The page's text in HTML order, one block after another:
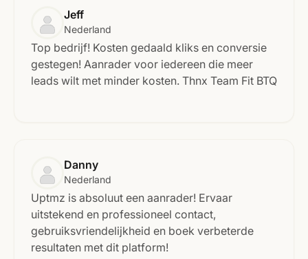
Jeff
Nederland
Top bedrijf! Kosten gedaald kliks en conversie
gestegen! Aanrader voor iedereen die meer
leads wilt met minder kosten. Thnx Team Fit BTQ
Danny
Nederland
Uptmz is absoluut een aanrader! Ervaar
uitstekend en professioneel contact,
gebruiksvriendelijkheid en boek verbeterde
resultaten met dit platform!